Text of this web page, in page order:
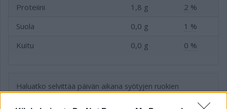
Proteiini 1,8 g
2 %
Suola
0,0 g
1 %
Kuitu
0,0 g 0 %
Haluatko selvittää päivän aikana syötyjen ruokien